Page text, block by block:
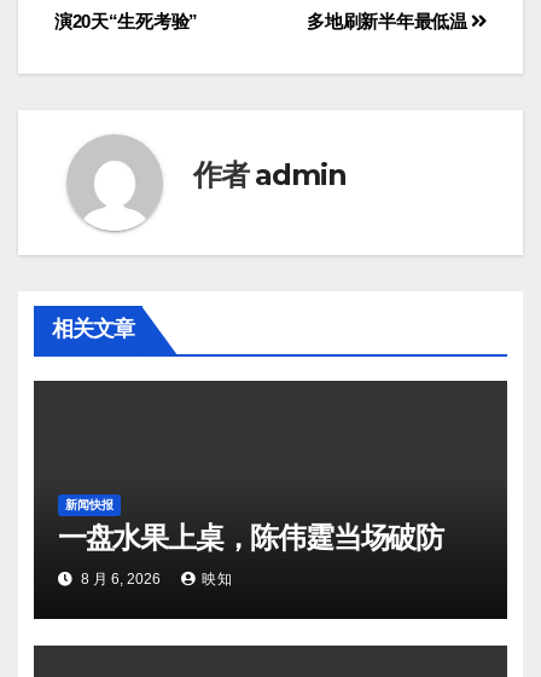
多地刷新半年最低温
演20天“生死考验”
作者admin
相关文章
新闻快报
一盘水果上桌，陈伟霆当场破防
8 月 6, 2026 映知